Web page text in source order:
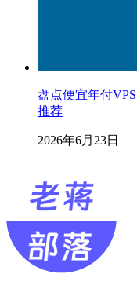
盘点便宜年付
推荐
2026年6月23日